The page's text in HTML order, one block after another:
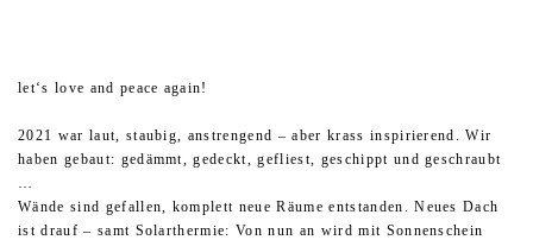
let‘s love and peace again!
2021 war laut, staubig, anstrengend – aber krass inspirierend. Wir
haben gebaut: gedämmt, gedeckt, gefliest, geschippt und geschraubt
…
Wände sind gefallen, komplett neue Räume entstanden. Neues Dach
ist drauf – samt Solarthermie: Von nun an wird mit Sonnenschein